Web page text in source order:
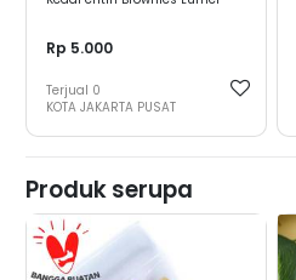
Rp 5.000
Terjual 0
KOTA JAKARTA PUSAT
Produk serupa